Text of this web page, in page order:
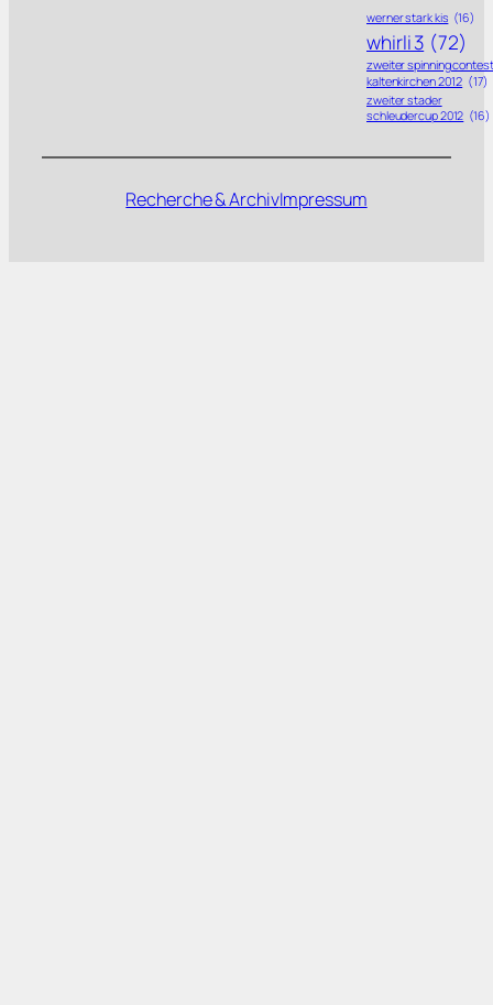
werner stark kis (16)
whirli 3 (72)
zweiter spinning contest
kaltenkirchen 2012 (17)
zweiter stader
schleudercup 2012 (16)
Recherche & ArchivImpressum